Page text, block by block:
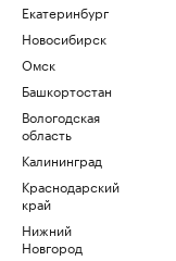
Екатеринбург
Новосибирск
Омск
Башкортостан
Вологодская
область
Калининград
Краснодарский
край
Нижний
Новгород